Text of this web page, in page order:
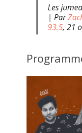
Les
| Par
93.5, 21